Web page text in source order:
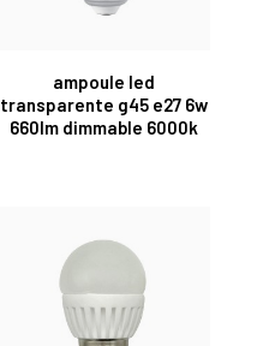
ampoule led
transparente g45 e27 6w
660lm dimmable 6000k